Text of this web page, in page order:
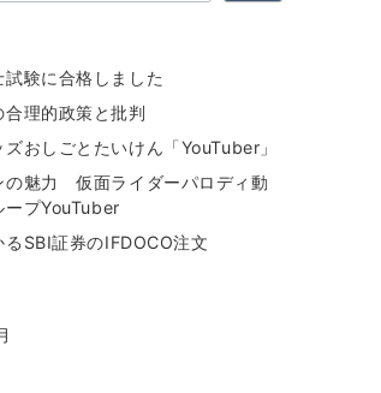
験に合格しました
理的政策と批判
ズおしごとたいけん「YouTuber」
の魅力 仮面ライダーパロディ動
ープYouTuber
SBI証券のIFDOCO注文